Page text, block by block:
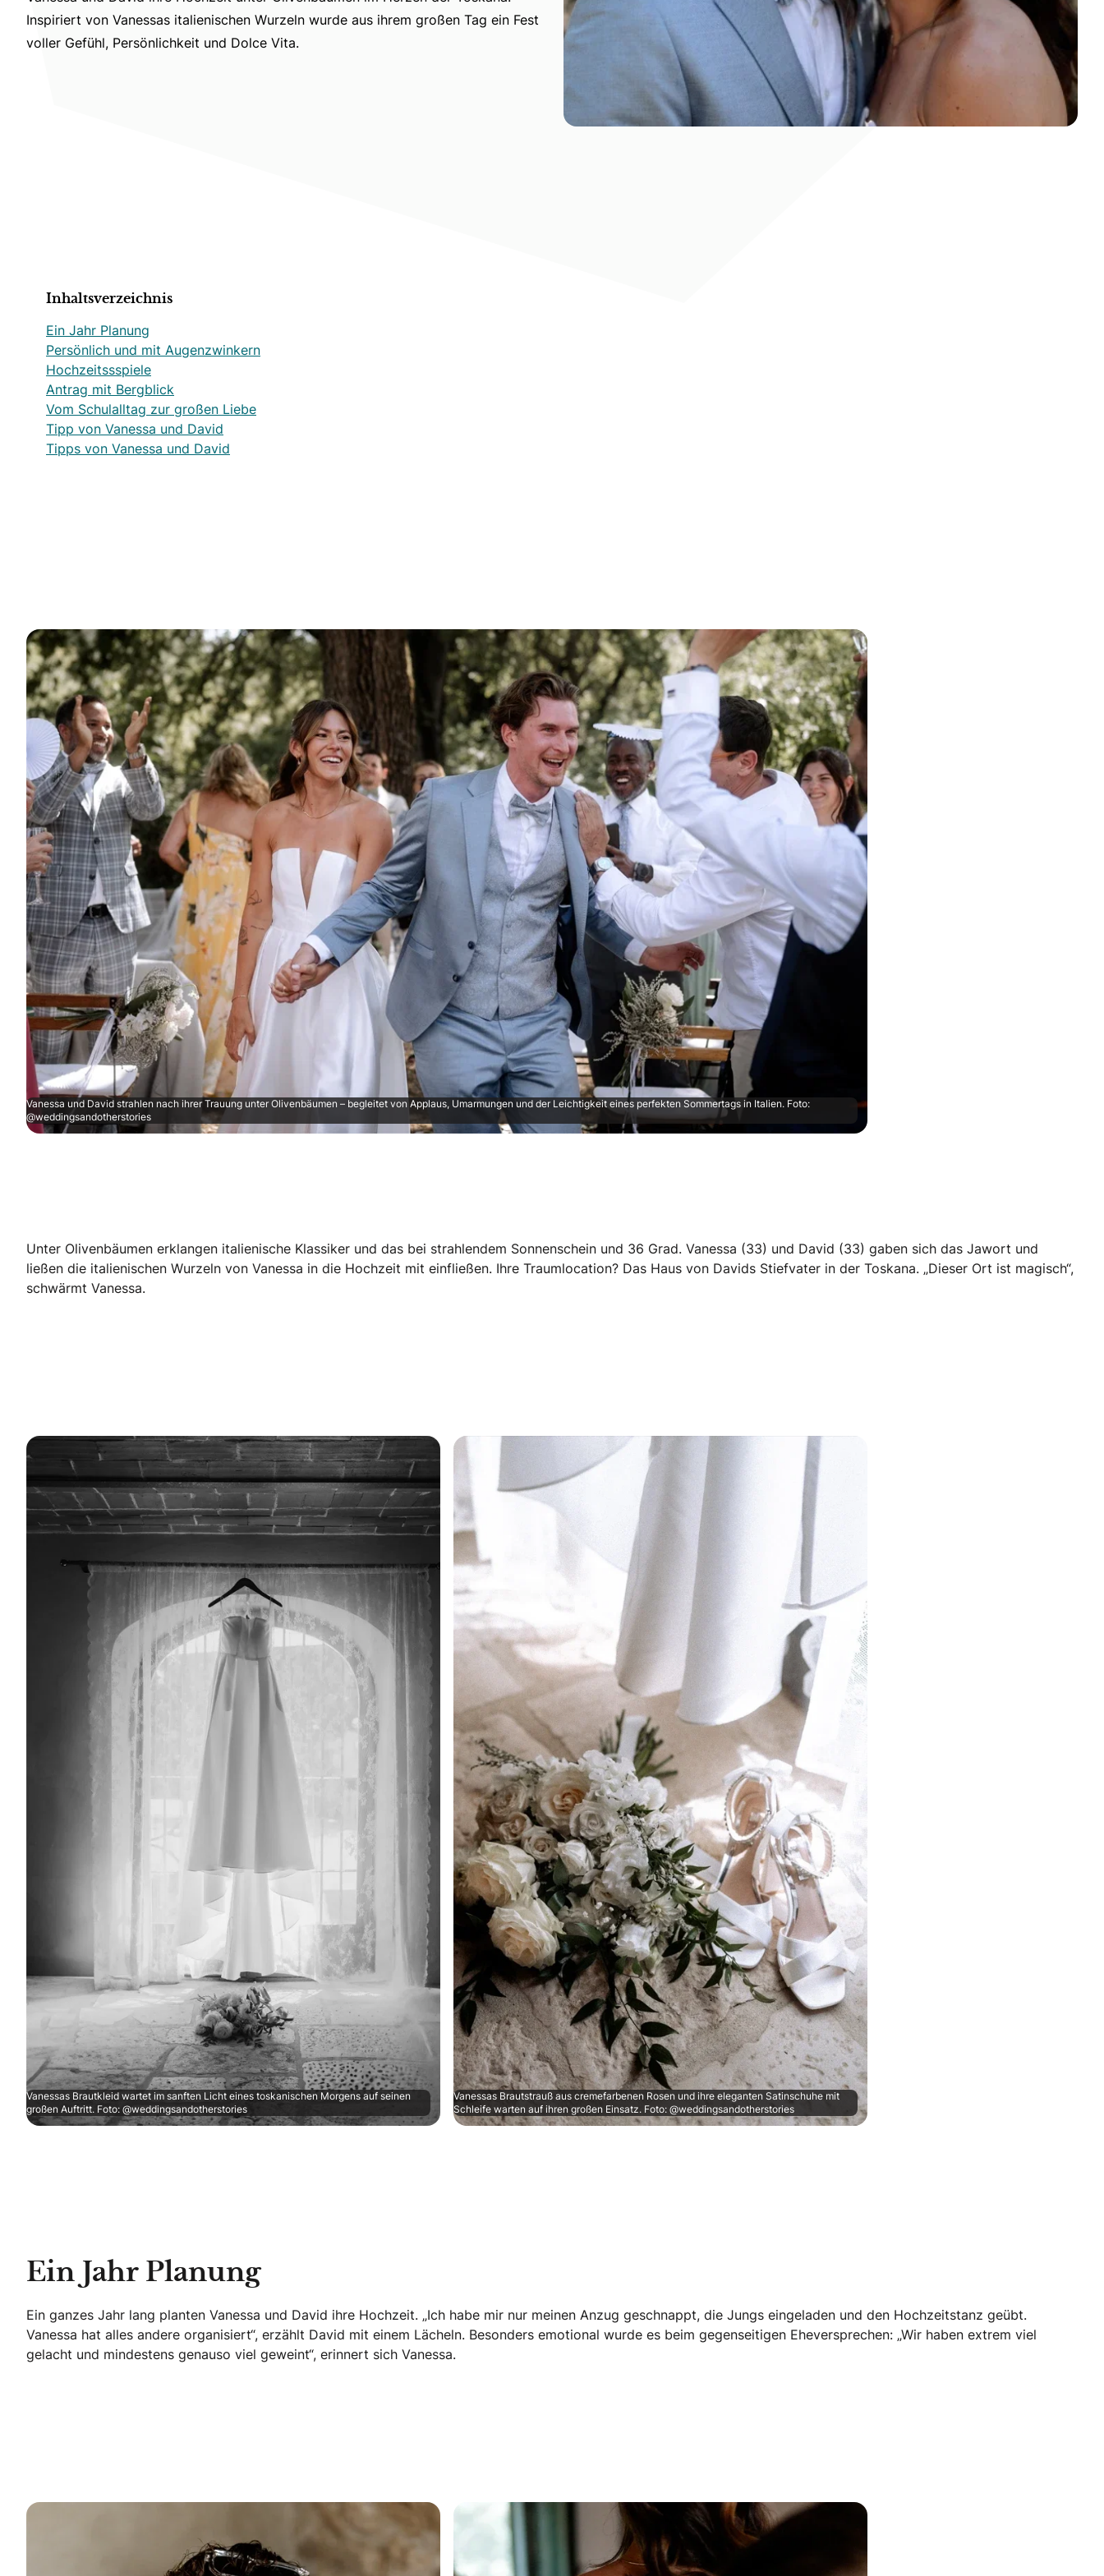
Inspiriert von Vanessas italienischen Wurzeln wurde aus ihrem großen Tag ein Fest
voller Gefühl, Persönlichkeit und Dolce Vita.
Inhaltsverzeichnis
Ein Jahr Planung
Persönlich und mit Augenzwinkern
Hochzeitssspiele
Antrag mit Bergblick
Vom Schulalltag zur großen Liebe
Tipp von Vanessa und David
Tipps von Vanessa und David
Vanessa und David strahlen nach ihrer Trauung unter Olivenbäumen – begleitet von Applaus, Umarmungen und der Leichtigkeit eines perfekten Sommertags in Italien. Foto:
@weddingsandotherstories
Unter Olivenbäumen erklangen italienische Klassiker und das bei strahlendem Sonnenschein und 36 Grad. Vanessa (33) und David (33) gaben sich das Jawort und
ließen die italienischen Wurzeln von Vanessa in die Hochzeit mit einfließen. Ihre Traumlocation? Das Haus von Davids Stiefvater in der Toskana. „Dieser Ort ist magisch“,
schwärmt Vanessa.
Vanessas Brautkleid wartet im sanften Licht eines toskanischen Morgens auf seinen
großen Auftritt. Foto: @weddingsandotherstories
Vanessas Brautstrauß aus cremefarbenen Rosen und ihre eleganten Satinschuhe mit
Schleife warten auf ihren großen Einsatz. Foto: @weddingsandotherstories
Ein Jahr Planung
Ein ganzes Jahr lang planten Vanessa und David ihre Hochzeit. „Ich habe mir nur meinen Anzug geschnappt, die Jungs eingeladen und den Hochzeitstanz geübt.
Vanessa hat alles andere organisiert“, erzählt David mit einem Lächeln. Besonders emotional wurde es beim gegenseitigen Eheversprechen: „Wir haben extrem viel
gelacht und mindestens genauso viel geweint“, erinnert sich Vanessa.